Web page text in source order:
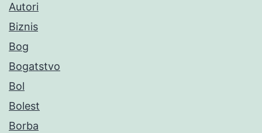
Autori
Biznis
Bog
Bogatstvo
Bol
Bolest
Borba